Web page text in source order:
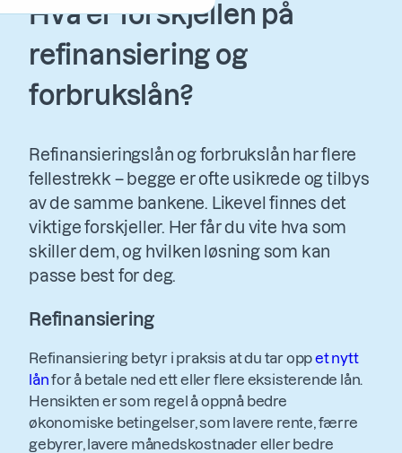
Hva er forskjellen på
refinansiering og
forbrukslån?
Refinansieringslån og forbrukslån har flere
fellestrekk – begge er ofte usikrede og tilbys
av de samme bankene. Likevel finnes det
viktige forskjeller. Her får du vite hva som
skiller dem, og hvilken løsning som kan
passe best for deg.
Refinansiering
Refinansiering betyr i praksis at du tar oppet nytt
lånfor å betale ned ett eller flere eksisterende lån.
Hensikten er som regel å oppnå bedre
økonomiske betingelser, som lavere rente, færre
gebyrer, lavere månedskostnader eller bedre